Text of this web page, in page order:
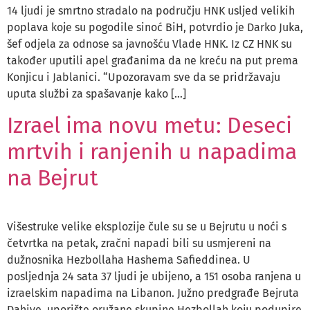
14 ljudi je smrtno stradalo na području HNK usljed velikih
poplava koje su pogodile sinoć BiH, potvrdio je Darko Juka,
šef odjela za odnose sa javnošću Vlade HNK. Iz CZ HNK su
također uputili apel građanima da ne kreću na put prema
Konjicu i Jablanici. “Upozoravam sve da se pridržavaju
uputa službi za spašavanje kako […]
Izrael ima novu metu: Deseci
mrtvih i ranjenih u napadima
na Bejrut
Višestruke velike eksplozije čule su se u Bejrutu u noći s
četvrtka na petak, zračni napadi bili su usmjereni na
dužnosnika Hezbollaha Hashema Safieddinea. U
posljednja 24 sata 37 ljudi je ubijeno, a 151 osoba ranjena u
izraelskim napadima na Libanon. Južno predgrađe Bejruta